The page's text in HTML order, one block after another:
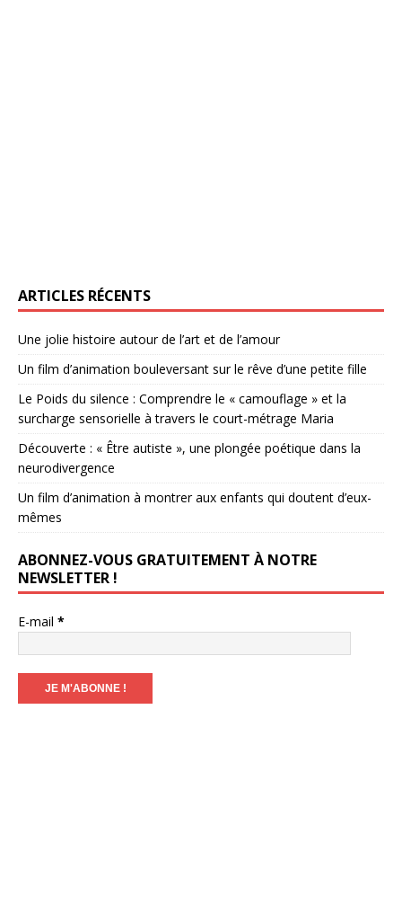
ARTICLES RÉCENTS
Une jolie histoire autour de l’art et de l’amour
Un film d’animation bouleversant sur le rêve d’une petite fille
Le Poids du silence : Comprendre le « camouflage » et la
surcharge sensorielle à travers le court-métrage Maria
Découverte : « Être autiste », une plongée poétique dans la
neurodivergence
Un film d’animation à montrer aux enfants qui doutent d’eux-
mêmes
ABONNEZ-VOUS GRATUITEMENT À NOTRE
NEWSLETTER !
E-mail *